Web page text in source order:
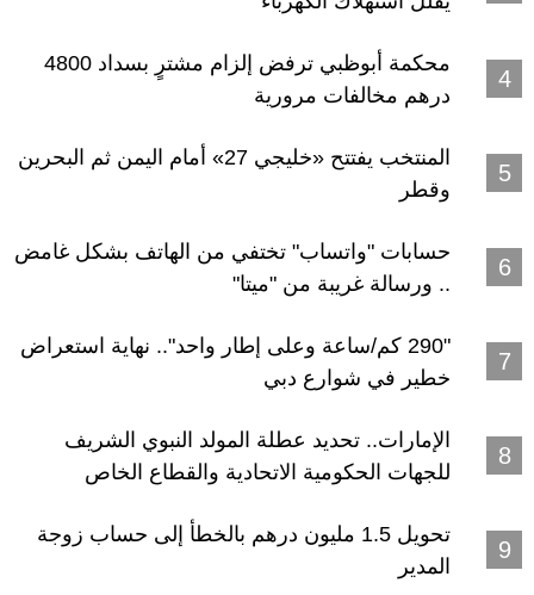
محكمة أبوظبي ترفض إلزام مشترٍ بسداد 4800
درهم مخالفات مرورية
المنتخب يفتتح «خليجي 27» أمام اليمن ثم البحرين
وقطر
حسابات "واتساب" تختفي من الهاتف بشكل غامض
.. ورسالة غريبة من "ميتا"
"290 كم/ساعة وعلى إطار واحد".. نهاية استعراض
خطير في شوارع دبي
الإمارات.. تحديد عطلة المولد النبوي الشريف
للجهات الحكومية الاتحادية والقطاع الخاص
تحويل 1.5 مليون درهم بالخطأ إلى حساب زوجة
المدير